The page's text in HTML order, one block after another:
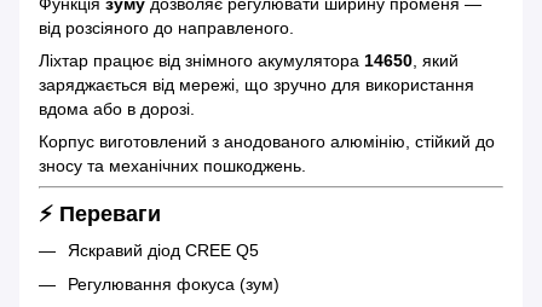
від розсіяного до направленого.
Ліхтар працює від знімного акумулятора 14650 , який
заряджається від мережі, що зручно для використання
вдома або в дорозі.
Корпус виготовлений з анодованого алюмінію, стійкий до
зносу та механічних пошкоджень.
⚡ Переваги
Яскравий діод CREE Q5
Регулювання фокуса (зум)